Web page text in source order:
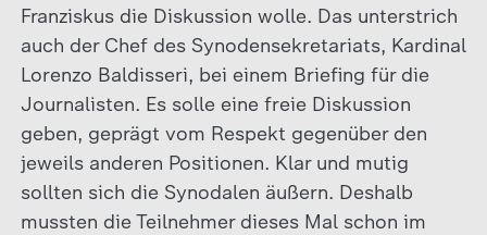
Franziskus die Diskussion wolle. Das unterstrich
auch der Chef des Synodensekretariats, Kardinal
Lorenzo Baldisseri, bei einem Briefing für die
Journalisten. Es solle eine freie Diskussion
geben, geprägt vom Respekt gegenüber den
jeweils anderen Positionen. Klar und mutig
sollten sich die Synodalen äußern. Deshalb
mussten die Teilnehmer dieses Mal schon im